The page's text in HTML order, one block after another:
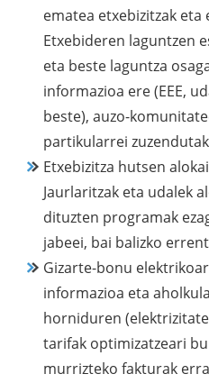
ematea etxebizitzak
Etxebideren laguntzen
eta beste laguntza
informazioa ere (EEE,
beste), auzo-
partikularrei
Etxebizitza hutsen
Jaurlaritzak eta udalek
dituzten programak
jabeei, bai balizko
Gizarte-bonu
informazioa eta
horniduren
tarifak optimizatzeari
murrizteko fakturak